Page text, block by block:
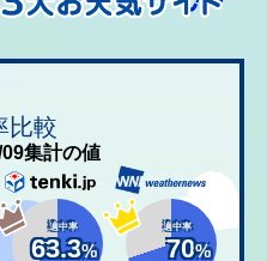
比較
集計の値
適中率
63.3%
適中率
70%